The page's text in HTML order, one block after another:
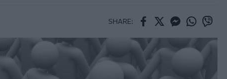
SHARE: